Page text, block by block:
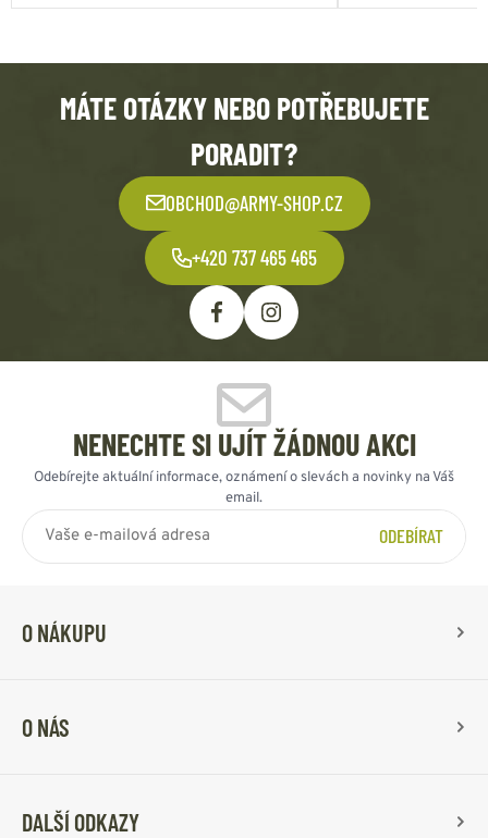
MÁTE OTÁZKY NEBO POTŘEBUJETE
PORADIT?
OBCHOD@ARMY-SHOP.CZ
+420 737 465 465
NENECHTE SI UJÍT ŽÁDNOU AKCI
Odebírejte aktuální informace, oznámení o slevách a novinky na Váš
email.
ODEBÍRAT
O NÁKUPU
O NÁS
DALŠÍ ODKAZY